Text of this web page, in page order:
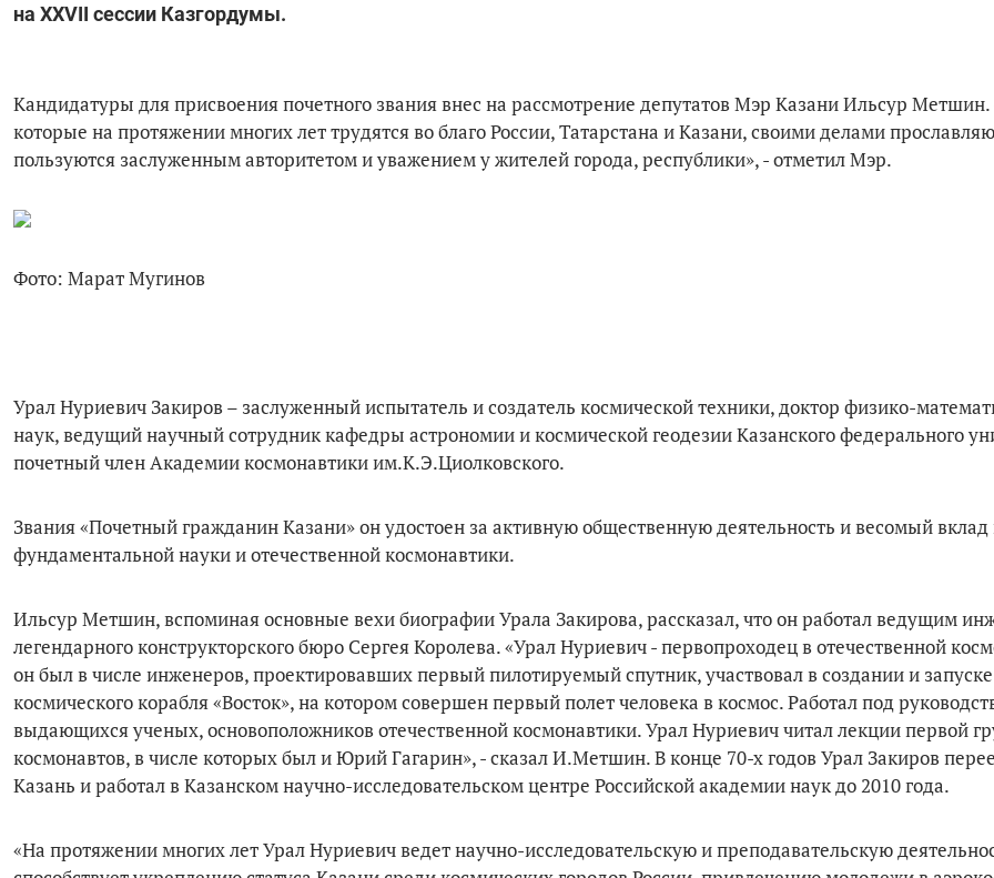
на XXVII сессии Казгордумы.
Кандидатуры для присвоения почетного звания внес на рассмотрение депутатов Мэр Казани Ильсур
которые на протяжении многих лет трудятся во благо России, Татарстана и Казани, своими делами
пользуются заслуженным авторитетом и уважением у жителей города, республики», - отметил Мэр.
Фото: Марат Мугинов
Урал Нуриевич Закиров – заслуженный испытатель и создатель космической техники, доктор физико-
наук, ведущий научный сотрудник кафедры астрономии и космической геодезии Казанского федерального
почетный член Академии космонавтики им.К.Э.Циолковского.
Звания «Почетный гражданин Казани» он удостоен за активную общественную деятельность и весомый вклад
фундаментальной науки и отечественной космонавтики.
Ильсур Метшин, вспоминая основные вехи биографии Урала Закирова, рассказал, что он работал ведущим
легендарного конструкторского бюро Сергея Королева. «Урал Нуриевич - первопроходец в отечественной
он был в числе инженеров, проектировавших первый пилотируемый спутник, участвовал в создании и запуске
космического корабля «Восток», на котором совершен первый полет человека в космос. Работал под
выдающихся ученых, основоположников отечественной космонавтики. Урал Нуриевич читал лекции первой
космонавтов, в числе которых был и Юрий Гагарин», - сказал И.Метшин. В конце 70-х годов Урал Закиров
Казань и работал в Казанском научно-исследовательском центре Российской академии наук до 2010 года.
«На протяжении многих лет Урал Нуриевич ведет научно-исследовательскую и преподавательскую